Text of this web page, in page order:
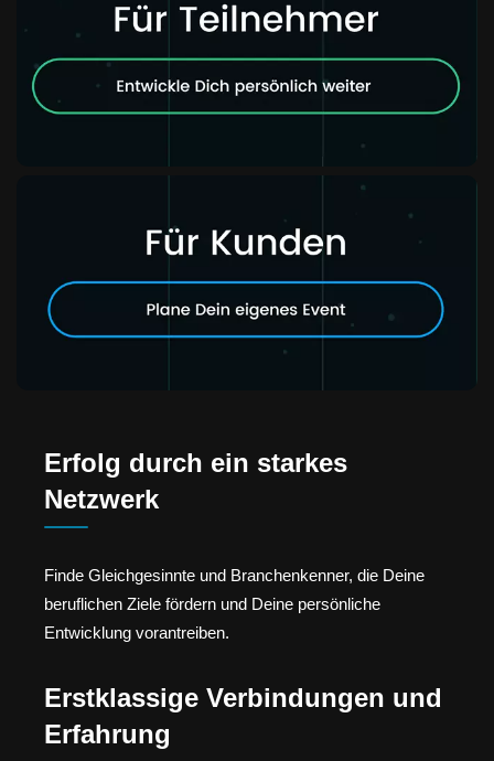
Erfolg durch ein starkes
Netzwerk
Finde Gleichgesinnte und Branchenkenner, die Deine
beruflichen Ziele fördern und Deine persönliche
Entwicklung vorantreiben.
Erstklassige Verbindungen und
Erfahrung